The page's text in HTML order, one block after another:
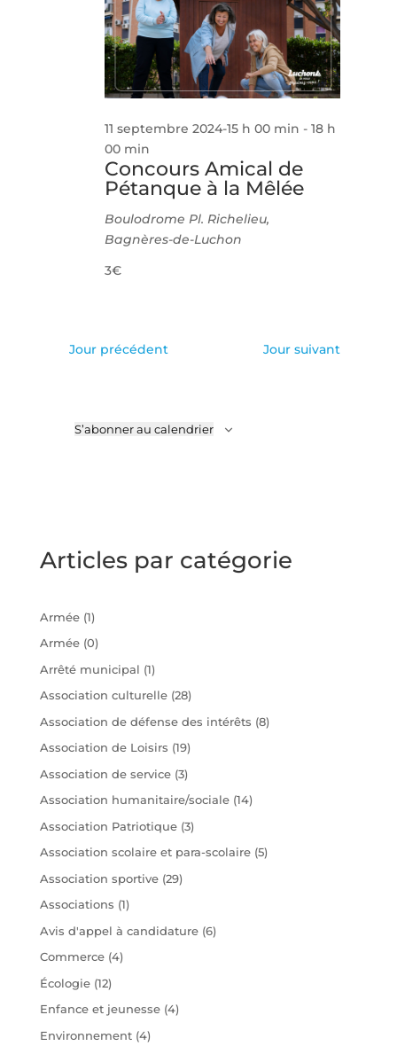
Concours Amical de
Pétanque à la Mêlée
11 septembre 2024-15 h 00 min -18 h
00 min
BoulodromePl. Richelieu,
Bagnères-de-Luchon
3€
Jour précédent Jour suivant
S’abonner au calendrier
Articles par catégorie
Armée(1)
Armée(0)
Arrêté municipal (1)
Association culturelle(28)
Association de défense des intérêts (8)
Association de Loisirs (19)
Association de service(3)
Association humanitaire/sociale(14)
Association Patriotique(3)
Association scolaire et para-scolaire(5)
Association sportive(29)
Associations (1)
Avis d'appel à candidature(6)
Commerce(4)
Écologie(12)
Enfance et jeunesse(4)
Environnement(4)